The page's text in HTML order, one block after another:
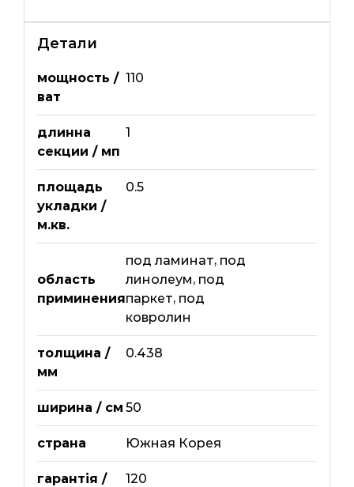
Детали
мощность /
ват
110
длинна
секции / мп
1
площадь
укладки /
м.кв.
0.5
область
приминения
под ламинат, под
линолеум, под
паркет, под
ковролин
толщина /
мм
0.438
ширина / см 50
страна Южная Корея
гарантія /
120